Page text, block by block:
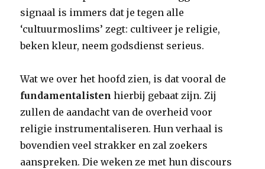
signaal is immers dat je tegen alle
‘cultuurmoslims’ zegt: cultiveer je religie,
beken kleur, neem godsdienst serieus.
Wat we over het hoofd zien, is dat vooral de
fundamentalisten hierbij gebaat zijn. Zij
zullen de aandacht van de overheid voor
religie instrumentaliseren. Hun verhaal is
bovendien veel strakker en zal zoekers
aanspreken. Die weken ze met hun discours